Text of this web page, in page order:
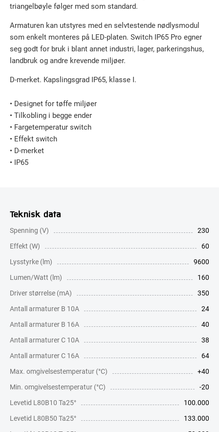
triangelbøyle følger med som standard.
Armaturen kan utstyres med en selvtestende nødlysmodul
som enkelt monteres på LED-platen. Switch IP65 Pro egner
seg godt for bruk i blant annet industri, lager, parkeringshus,
landbruk og andre krevende miljøer.
D-merket. Kapslingsgrad IP65, klasse I.
• Designet for tøffe miljøer
• Tilkobling i begge ender
• Fargetemperatur switch
• Effekt switch
• D-merket
• IP65
Teknisk data
Spenning (V)
230
Effekt (W)
60
Lysstyrke (lm)
9600
Lumen/Watt (lm)
160
Driver størrelse (mA)
350
Antall armaturer B 10A
24
Antall armaturer B 16A
40
Antall armaturer C 10A
38
Antall armaturer C 16A
64
Max. omgivelsestemperatur (°C)
+40
Min. omgivelsestemperatur (°C)
-20
Levetid L80B10 Ta25°
100.000
Levetid L80B50 Ta25°
133.000